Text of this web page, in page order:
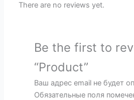
There are no reviews yet.
Be the first to
“Product”
Ваш адрес email не будет
Обязательные поля